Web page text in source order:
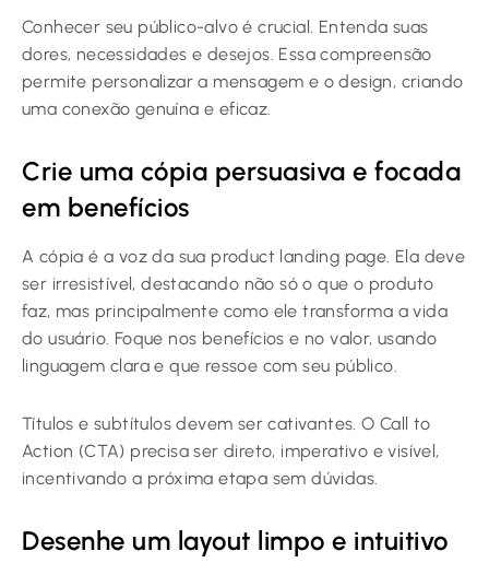
Conhecer seu público-alvo é crucial. Entenda suas
dores, necessidades e desejos. Essa compreensão
permite personalizar a mensagem e o design, criando
uma conexão genuína e eficaz.
Crie uma cópia persuasiva e focada
em benefícios
A cópia é a voz da sua product landing page. Ela deve
ser irresistível, destacando não só o que o produto
faz, mas principalmente como ele transforma a vida
do usuário. Foque nos benefícios e no valor, usando
linguagem clara e que ressoe com seu público.
Títulos e subtítulos devem ser cativantes. O Call to
Action (CTA) precisa ser direto, imperativo e visível,
incentivando a próxima etapa sem dúvidas.
Desenhe um layout limpo e intuitivo